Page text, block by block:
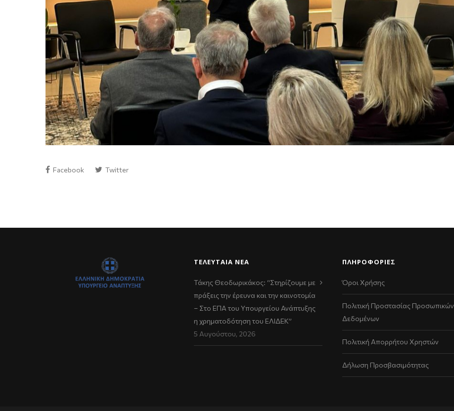
Facebook Twitter
ΤΕΛΕΥΤΑΊΑ ΝΈΑ
Τάκης Θεοδωρικάκος: “Στηρίζουμε με
πράξεις την έρευνα και την καινοτομία
– Στο ΕΠΑ του Υπουργείου Ανάπτυξης
η χρηματοδότηση του ΕΛΙΔΕΚ”
5 Αυγούστου, 2026
ΠΛΗΡΟΦΟΡΙΕΣ
Όροι Χρήσης
Πολιτική Προστασίας Προσωπικών
Δεδομένων
Πολιτική Απορρήτου Χρηστών
Δήλωση Προσβασιμότητας